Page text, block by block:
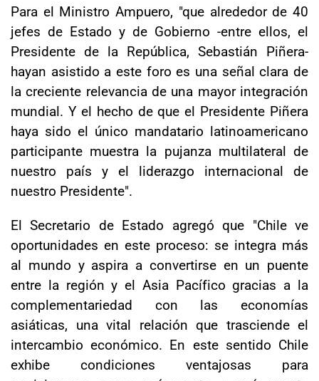
Para el Ministro Ampuero, "que alrededor de 40
jefes de Estado y de Gobierno -entre ellos, el
Presidente de la República, Sebastián Piñera-
hayan asistido a este foro es una señal clara de
la creciente relevancia de una mayor integración
mundial. Y el hecho de que el Presidente Piñera
haya sido el único mandatario latinoamericano
participante muestra la pujanza multilateral de
nuestro país y el liderazgo internacional de
nuestro Presidente".
El Secretario de Estado agregó que "Chile ve
oportunidades en este proceso: se integra más
al mundo y aspira a convertirse en un puente
entre la región y el Asia Pacífico gracias a la
complementariedad con las economías
asiáticas, una vital relación que trasciende el
intercambio económico. En este sentido Chile
exhibe condiciones ventajosas para